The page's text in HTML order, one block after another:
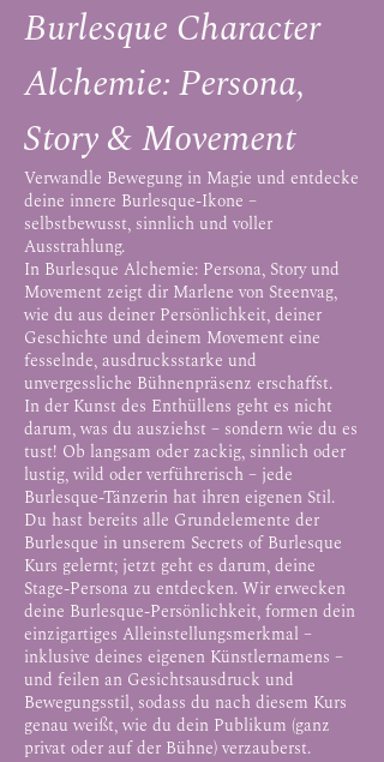
Burlesque Character
Alchemie: Persona,
Story & Movement
Verwandle Bewegung in Magie und entdecke
deine innere Burlesque-Ikone –
selbstbewusst, sinnlich und voller
Ausstrahlung.
In Burlesque Alchemie: Persona, Story und
Movement zeigt dir Marlene von Steenvag,
wie du aus deiner Persönlichkeit, deiner
Geschichte und deinem Movement eine
fesselnde, ausdrucksstarke und
unvergessliche Bühnenpräsenz erschaffst.
In der Kunst des Enthüllens geht es nicht
darum, was du ausziehst – sondern wie du es
tust! Ob langsam oder zackig, sinnlich oder
lustig, wild oder verführerisch – jede
Burlesque-Tänzerin hat ihren eigenen Stil.
Du hast bereits alle Grundelemente der
Burlesque in unserem Secrets of Burlesque
Kurs gelernt; jetzt geht es darum, deine
Stage-Persona zu entdecken. Wir erwecken
deine Burlesque-Persönlichkeit, formen dein
einzigartiges Alleinstellungsmerkmal –
inklusive deines eigenen Künstlernamens –
und feilen an Gesichtsausdruck und
Bewegungsstil, sodass du nach diesem Kurs
genau weißt, wie du dein Publikum (ganz
privat oder auf der Bühne) verzauberst.